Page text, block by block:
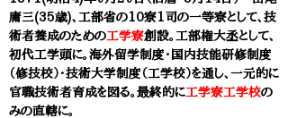
庸三(35歳)、工部省の10寮1司の一等寮として、技
術者養成のための工学寮創設。工部権大丞として、
初代工学頭に。海外留学制度・国内技能研修制度
（修技校）・技術大学制度（工学校）を通し、一元的に
官職技術者育成を図る。最終的に工学寮工学校の
みの直轄に。